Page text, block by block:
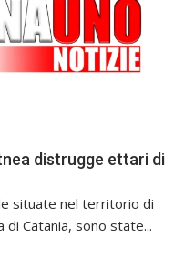
distrugge ettari di
situate nel territorio di
di Catania, sono state...